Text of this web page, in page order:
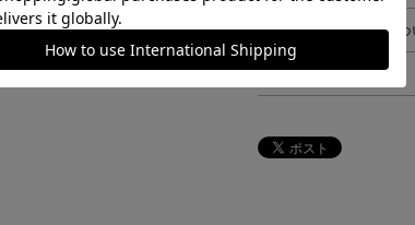
ギフト対応につ
ヘルプページ